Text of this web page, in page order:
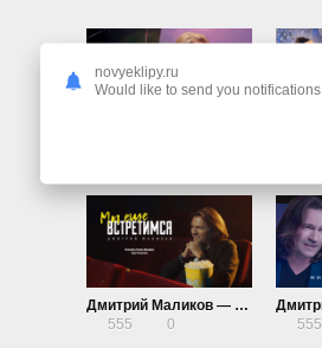
Дмитрий Маликов — Мы ещё встретимся
555
0
555
novyeklipy.ru
Would like to send you notifications